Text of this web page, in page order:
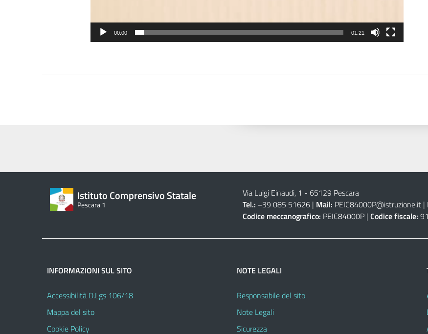
00:00 01:21
Istituto Comprensivo Statale
Pescara 1
Via Luigi Einaudi, 1 - 65129 Pescara
Tel.: +39 085 51626 | Mail: PEIC84000P@istruzione.it|
Codice meccanografico: PEIC84000P | Codice fiscale:
INFORMAZIONI SUL SITO
Accessibilità D.Lgs 106/18
Mappa del sito
Cookie Policy
NOTE LEGALI
Responsabile del sito
Note Legali
Sicurezza